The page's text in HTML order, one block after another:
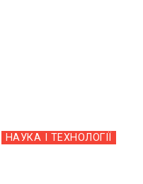
НАУКА І ТЕХНОЛОГІЇ